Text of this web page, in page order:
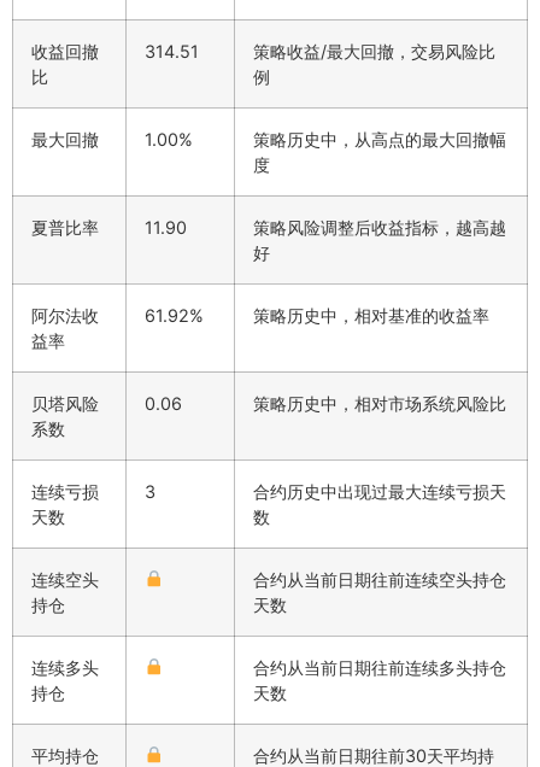
收益回撤
比
314.51
策略收益/最大回撤，交易风险比
例
最大回撤 1.00%
策略历史中，从高点的最大回撤幅
度
夏普比率 11.90
策略风险调整后收益指标，越高越
好
阿尔法收
益率
61.92% 策略历史中，相对基准的收益率
贝塔风险
系数
0.06 策略历史中，相对市场系统风险比
连续亏损
天数
3
合约历史中出现过最大连续亏损天
数
连续空头
持仓
合约从当前日期往前连续空头持仓
天数
连续多头
持仓
合约从当前日期往前连续多头持仓
天数
平均持仓
合约从当前日期往前30天平均持